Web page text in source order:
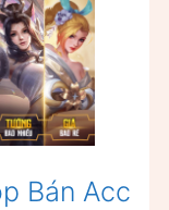
Bán Acc